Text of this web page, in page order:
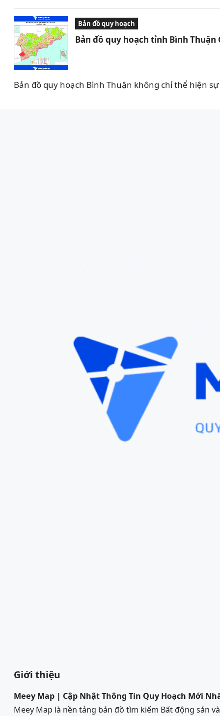
Bản đồ quy hoạch
Bản đồ quy hoạch tỉnh Bình Thuận
Bản đồ quy hoạch Bình Thuận không chỉ thể hiện
Giới thiệu
Meey Map | Cập Nhật Thông Tin Quy Hoạch Mới
Meey Map là nền tảng bản đồ tìm kiếm Bất động sản